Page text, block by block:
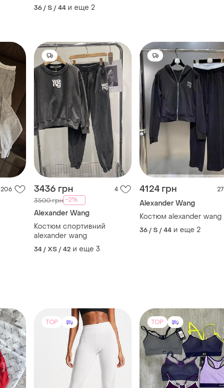
36 / S / 44 и еще 2
206 3436 грн 4
3500 грн -2%
Alexander Wang
Костюм спортивний
alexander wang
34 / XS / 42 и еще 3
4124 грн 27
Alexander Wang
Костюм alexander wang
36 / S / 44 и еще 2
TOP TOP